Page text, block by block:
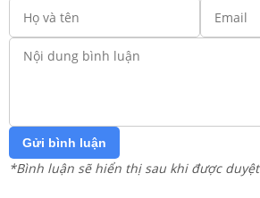
Gửi bình luận
*Bình luận sẽ hiển thị sau khi được duyệt